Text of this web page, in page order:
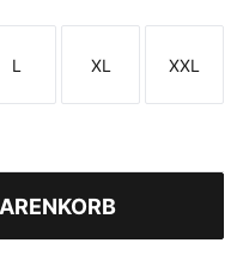
Größe
L
Größe
XL
Größe
XXL